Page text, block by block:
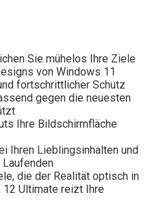
Sie mühelos Ihre Ziele
von Windows 11
fortschrittlicher Schutz
gegen die neuesten
Ihre Bildschirmfläche
Ihren Lieblingsinhalten und
die der Realität optisch in
12 Ultimate reizt Ihre